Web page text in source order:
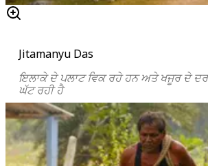
Jitamanyu Das
ਇਲਾਕੇ ਦੇ ਪਲਾਟ ਵਿਕ ਰਹੇ ਹਨ ਅਤੇ ਖਜੂਰ ਦੇ
ਘੱਟ ਰਹੀ ਹੈ